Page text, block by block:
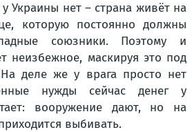
у Украины нет – страна живёт на
которую постоянно должны
союзники. Поэтому и
неизбежное, маскируя это под
деле же у врага просто нет
нужды сейчас денег у
вооружение дают, но на
выбивать.